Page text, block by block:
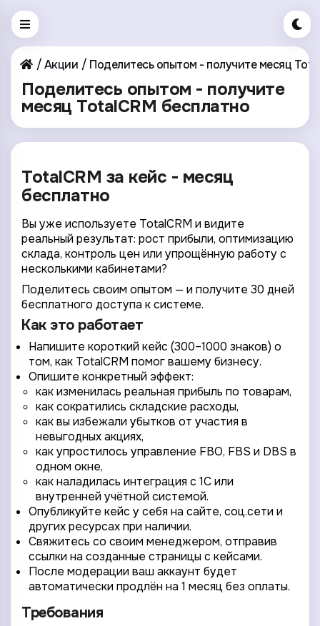
Акции Поделитесь опытом - получите месяц
Поделитесь опытом - получите
месяц TotalCRM бесплатно
TotalCRM за кейс - месяц
бесплатно
Вы уже используете TotalCRM и видите
реальный результат: рост прибыли, оптимизацию
склада, контроль цен или упрощённую работу с
несколькими кабинетами?
Поделитесь своим опытом — и получите 30 дней
бесплатного доступа к системе.
Как это работает
Напишите короткий кейс (300–1000 знаков) о
том, как TotalCRM помог вашему бизнесу.
Опишите конкретный эффект:
как изменилась реальная прибыль по товарам,
как сократились складские расходы,
как вы избежали убытков от участия в
невыгодных акциях,
как упростилось управление FBO, FBS и DBS в
одном окне,
как наладилась интеграция с 1С или
внутренней учётной системой.
Опубликуйте кейс у себя на сайте, соц.сети и
других ресурсах при наличии.
Свяжитесь со своим менеджером, отправив
ссылки на созданные страницы с кейсами.
После модерации ваш аккаунт будет
автоматически продлён на 1 месяц без оплаты.
Требования